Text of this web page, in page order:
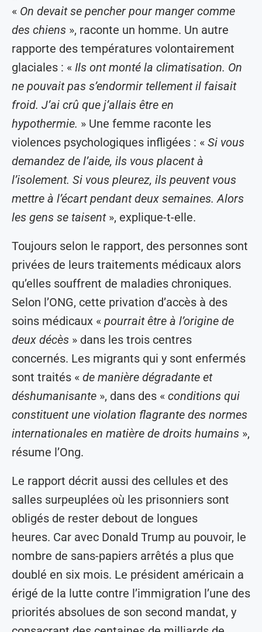
« On devait se pencher pour manger comme
des chiens », raconte un homme. Un autre
rapporte des températures volontairement
glaciales : « Ils ont monté la climatisation. On
ne pouvait pas s’endormir tellement il faisait
froid. J’ai crû que j’allais être en
hypothermie. » Une femme raconte les
violences psychologiques infligées : « Si vous
demandez de l’aide, ils vous placent à
l’isolement. Si vous pleurez, ils peuvent vous
mettre à l’écart pendant deux semaines. Alors
les gens se taisent», explique-t-elle.
Toujours selon le rapport, des personnes sont
privées de leurs traitements médicaux alors
qu’elles souffrent de maladies chroniques.
Selon l’ONG, cette privation d’accès à des
soins médicaux « pourrait être à l’origine de
deux décès » dans les trois centres
concernés. Les migrants qui y sont enfermés
sont traités « de manière dégradante et
déshumanisante », dans des « conditions qui
constituent une violation flagrante des normes
internationales en matière de droits humains »,
résume l’Ong.
Le rapport décrit aussi des cellules et des
salles surpeuplées où les prisonniers sont
obligés de rester debout de longues
heures. Car avec Donald Trump au pouvoir, le
nombre de sans-papiers arrêtés a plus que
doublé en six mois. Le président américain a
érigé de la lutte contre l’immigration l’une des
priorités absolues de son second mandat, y